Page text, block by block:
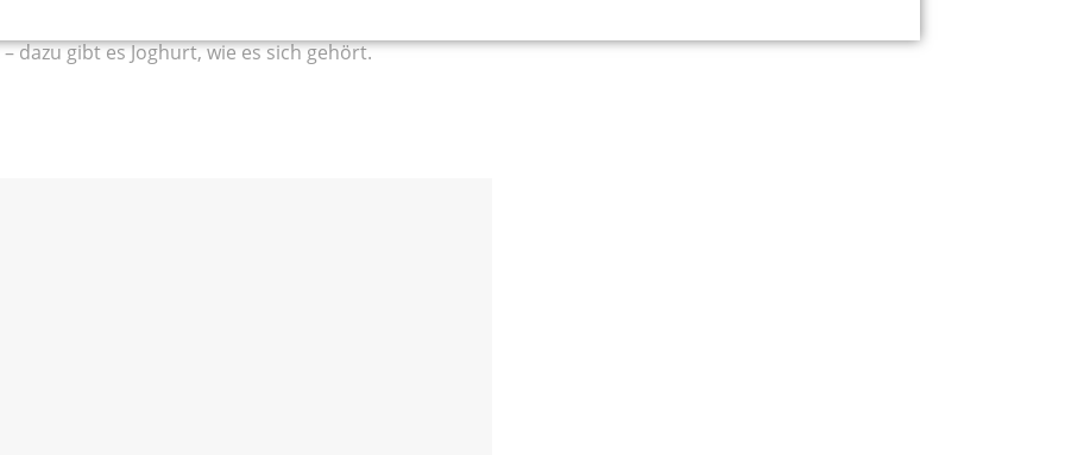
die Getreidesuppe Asure zubereitet und aus
dazu gibt es Joghurt, wie es sich gehört.